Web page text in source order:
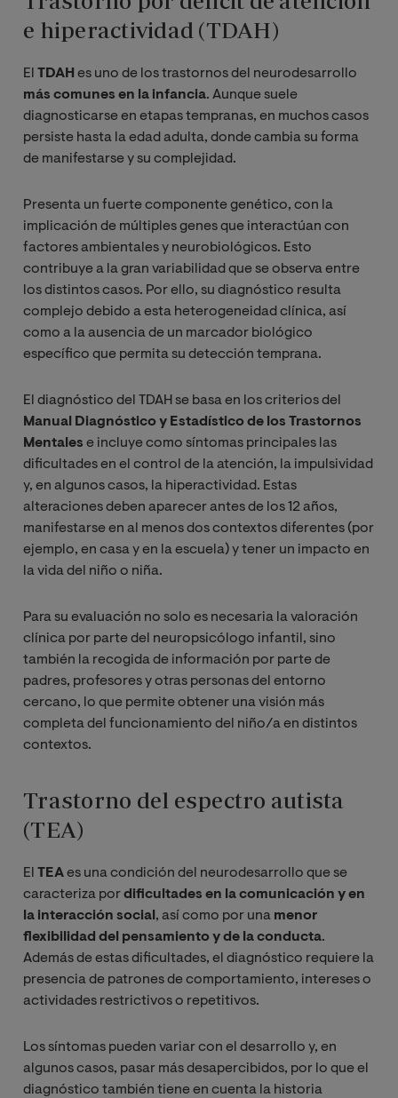
e hiperactividad (TDAH)
El TDAH es uno de los trastornos del neurodesarrollo
más comunes en la infancia. Aunque suele
diagnosticarse en etapas tempranas, en muchos casos
persiste hasta la edad adulta, donde cambia su forma
de manifestarse y su complejidad.
Presenta un fuerte componente genético, con la
implicación de múltiples genes que interactúan con
factores ambientales y neurobiológicos. Esto
contribuye a la gran variabilidad que se observa entre
los distintos casos. Por ello, su diagnóstico resulta
complejo debido a esta heterogeneidad clínica, así
como a la ausencia de un marcador biológico
específico que permita su detección temprana.
El diagnóstico del TDAH se basa en los criterios del
Manual Diagnóstico y Estadístico de los Trastornos
Mentales e incluye como síntomas principales las
dificultades en el control de la atención, la impulsividad
y, en algunos casos, la hiperactividad. Estas
alteraciones deben aparecer antes de los 12 años,
manifestarse en al menos dos contextos diferentes (por
ejemplo, en casa y en la escuela) y tener un impacto en
la vida del niño o niña.
Para su evaluación no solo es necesaria la valoración
clínica por parte del neuropsicólogo infantil, sino
también la recogida de información por parte de
padres, profesores y otras personas del entorno
cercano, lo que permite obtener una visión más
completa del funcionamiento del niño/a en distintos
contextos.
Trastorno del espectro autista
(TEA)
El TEAes una condición del neurodesarrollo que se
caracteriza pordificultades en la comunicación y en
la interacción social , así como por una menor
flexibilidad del pensamiento y de la conducta.
Además de estas dificultades, el diagnóstico requiere la
presencia de patrones de comportamiento, intereses o
actividades restrictivos o repetitivos.
Los síntomas pueden variar con el desarrollo y, en
algunos casos, pasar más desapercibidos, por lo que el
diagnóstico también tiene en cuenta la historia